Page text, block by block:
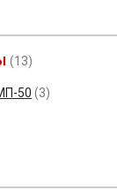
(13)
50 (3)